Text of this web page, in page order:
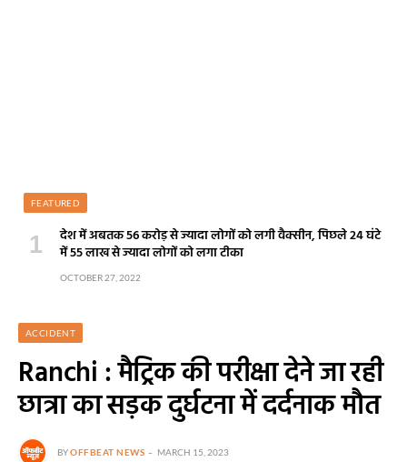
FEATURED
देश में अबतक 56 करोड़ से ज्यादा लोगों को लगी वैक्सीन, पिछले 24 घंटे
में 55 लाख से ज्यादा लोगों को लगा टीका
OCTOBER 27, 2022
ACCIDENT
Ranchi : मैट्रिक की परीक्षा देने जा रही
छात्रा का सड़क दुर्घटना में दर्दनाक मौत
BYOFFBEAT NEWS MARCH 15, 2023